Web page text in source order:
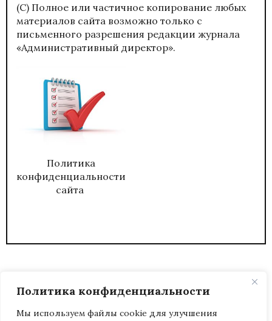
Политика конфиденциальности
Мы используем файлы cookie для улучшения
(С) Полное или частичное копирование любых
материалов сайта возможно только с
письменного разрешения редакции журнала
«Административный директор».
Политика
конфиденциальности
сайта